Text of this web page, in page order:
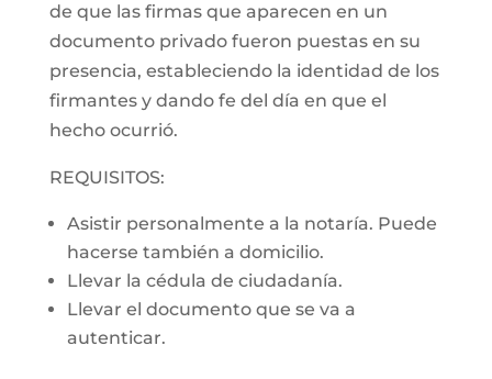
de que las firmas que aparecen en un
documento privado fueron puestas en su
presencia, estableciendo la identidad de los
firmantes y dando fe del día en que el
hecho ocurrió.
REQUISITOS:
Asistir personalmente a la notaría. Puede
hacerse también a domicilio.
Llevar la cédula de ciudadanía.
Llevar el documento que se va a
autenticar.